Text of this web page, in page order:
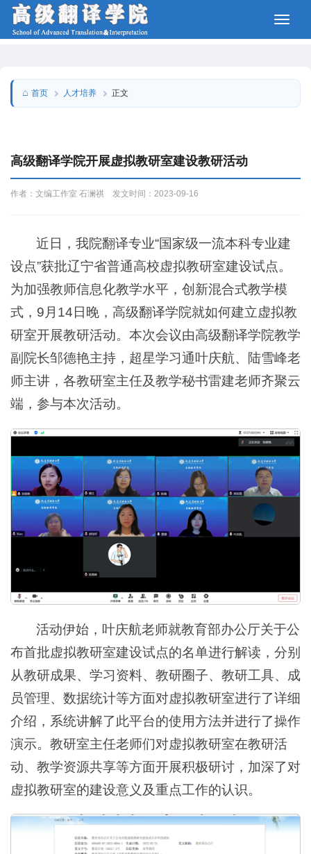
首页 人才培养 正文
高级翻译学院开展虚拟教研室建设教研活动
作者：文编​工作室 石澜祺 发文时间：2023-09-16
近日，我院翻译专业“国家级一流本科专业建
设点”获批辽宁省普通高校虚拟教研室建设试点。
为加强教师信息化教学水平，创新混合式教学模
式，9月14日晚，高级翻译学院就如何建立虚拟教
研室开展教研活动。本次会议由高级翻译学院教学
副院长邹德艳主持，超星学习通叶庆航、陆雪峰老
师主讲，各教研室主任及教学秘书雷建老师齐聚云
端，参与本次活动。
活动伊始，叶庆航老师就教育部办公厅关于公
布首批虚拟教研室建设试点的名单进行解读，分别
从教研成果、学习资料、教研圈子、教研工具、成
员管理、数据统计等方面对虚拟教研室进行了详细
介绍，系统讲解了此平台的使用方法并进行了操作
演示。教研室主任老师们对虚拟教研室在教研活
动、教学资源共享等方面开展积极研讨，加深了对
虚拟教研室的建设意义及重点工作的认识。